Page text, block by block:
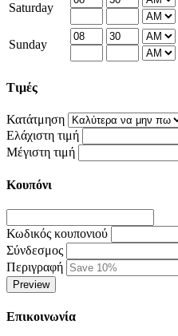
Saturday
Sunday
Τιμές
Κατάτμηση
Ελάχιστη τιμή
Μέγιστη τιμή
Κουπόνι
Κωδικός κουπονιού
Σύνδεσμος
Περιγραφή
Preview
Επικοινωνία